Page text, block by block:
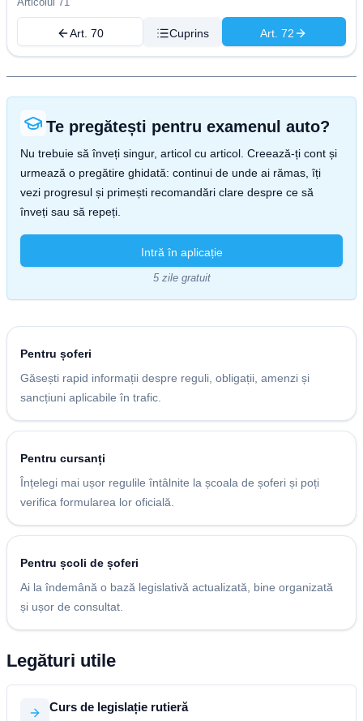
Art. 70 Cuprins Art. 72
Te pregătești pentru examenul auto?
Nu trebuie să înveți singur, articol cu articol. Creează-ți cont și
urmează o pregătire ghidată: continui de unde ai rămas, îți
vezi progresul și primești recomandări clare despre ce să
înveți sau să repeți.
Intră în aplicație
5 zile gratuit
Pentru șoferi
Găsești rapid informații despre reguli, obligații, amenzi și
sancțiuni aplicabile în trafic.
Pentru cursanți
Înțelegi mai ușor regulile întâlnite la școala de șoferi și poți
verifica formularea lor oficială.
Pentru școli de șoferi
Ai la îndemână o bază legislativă actualizată, bine organizată
și ușor de consultat.
Legături utile
Curs de legislație rutieră